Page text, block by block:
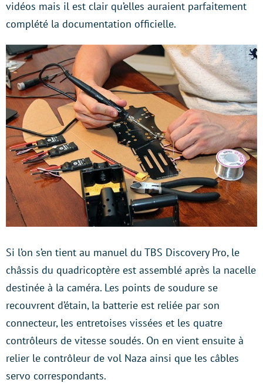
vidéos mais il est clair qu’elles auraient parfaitement
complété la documentation officielle.
Si l’on s’en tient au manuel du TBS Discovery Pro, le
châssis du quadricoptère est assemblé après la nacelle
destinée à la caméra. Les points de soudure se
recouvrent d’étain, la batterie est reliée par son
connecteur, les entretoises vissées et les quatre
contrôleurs de vitesse soudés. On en vient ensuite à
relier le contrôleur de vol Naza ainsi que les câbles
servo correspondants.